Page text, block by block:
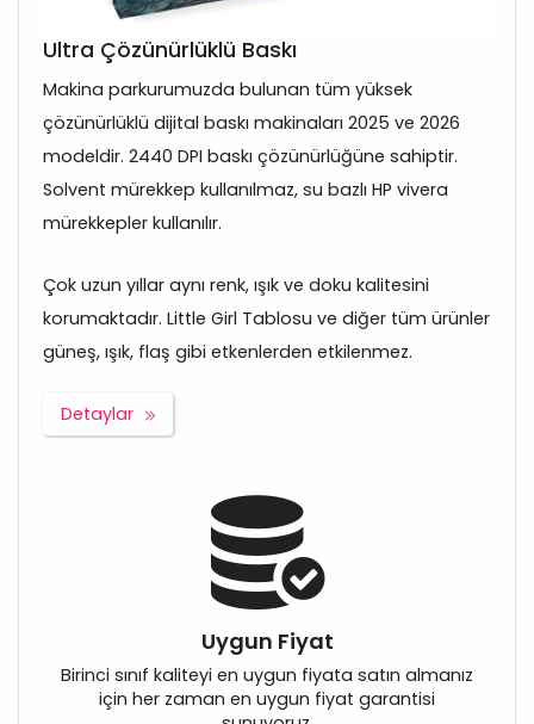
Ultra Çözünürlüklü Baskı
Makina parkurumuzda bulunan tüm yüksek
çözünürlüklü dijital baskı makinaları 2025 ve 2026
modeldir. 2440 DPI baskı çözünürlüğüne sahiptir.
Solvent mürekkep kullanılmaz, su bazlı HP vivera
mürekkepler kullanılır.
Çok uzun yıllar aynı renk, ışık ve doku kalitesini
korumaktadır. Little Girl Tablosu ve diğer tüm ürünler
güneş, ışık, flaş gibi etkenlerden etkilenmez.
Detaylar
Uygun Fiyat
Birinci sınıf kaliteyi en uygun fiyata satın almanız
için her zaman en uygun fiyat garantisi